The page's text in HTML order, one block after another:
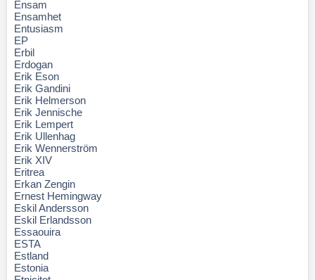
Ensam
Ensamhet
Entusiasm
EP
Erbil
Erdogan
Erik Eson
Erik Gandini
Erik Helmerson
Erik Jennische
Erik Lempert
Erik Ullenhag
Erik Wennerström
Erik XIV
Eritrea
Erkan Zengin
Ernest Hemingway
Eskil Andersson
Eskil Erlandsson
Essaouira
ESTA
Estland
Estonia